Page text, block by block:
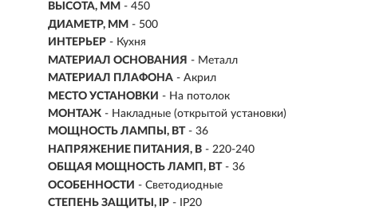
ВЫСОТА, ММ - 450
ДИАМЕТР, ММ - 500
ИНТЕРЬЕР - Кухня
МАТЕРИАЛ ОСНОВАНИЯ - Металл
МАТЕРИАЛ ПЛАФОНА - Акрил
МЕСТО УСТАНОВКИ - На потолок
МОНТАЖ - Накладные (открытой установки)
МОЩНОСТЬ ЛАМПЫ, ВТ - 36
НАПРЯЖЕНИЕ ПИТАНИЯ, В - 220-240
ОБЩАЯ МОЩНОСТЬ ЛАМП, ВТ - 36
ОСОБЕННОСТИ - Светодиодные
СТЕПЕНЬ ЗАЩИТЫ, IP - IP20